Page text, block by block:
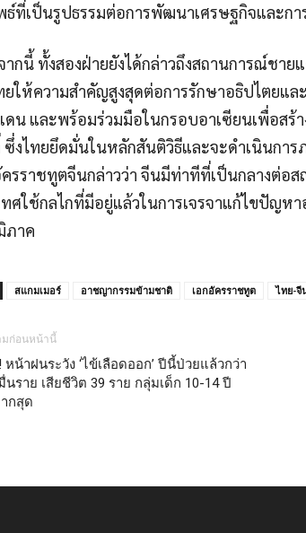
ธ์ที่เป็นรูปธรรมต่อการพัฒนาเศรษฐกิจและกา
ากนี้ ทั้งสองฝ่ายยังได้กล่าวถึงสถานการณ์ชา
ยให้ความสำคัญสูงสุดต่อการรักษาอธิปไตย
ดน และพร้อมร่วมมือในกรอบอาเซียนเพื่อสร้
งไทยยึดมั่นในหลักสันติวิธีและจะดำเนินกา
ครราชทูตจีนกล่าวว่า จีนมีท่าทีที่เป็นกลางต่อ
ทศใช้กลไกที่มีอยู่แล้วในการเจรจาแก้ไขปัญ
ภาค
สแกมเมอร์ อาชญากรรมข้ามชาติ เอกอัครราชทูต ไทย-จี
ก่อนหน้านี้
หน้าฝนระวัง ‘ไข้เลือดออก’ ปีนี้ป่วยแล้วกว่า
นราย เสียชีวิต 39 ราย กลุ่มเด็ก 10-14 ปี
กสุด